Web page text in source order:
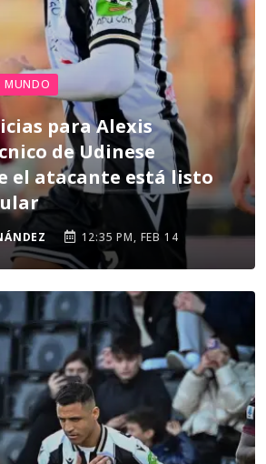
MUNDO
para Alexis
de Udinese
el atacante está listo
12:35 PM, FEB 14